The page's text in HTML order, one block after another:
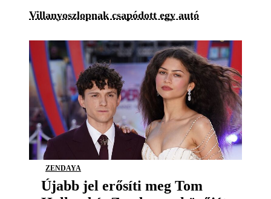
Villanyoszlopnak csapódott egy autó
ZENDAYA
Újabb jel erősíti meg Tom